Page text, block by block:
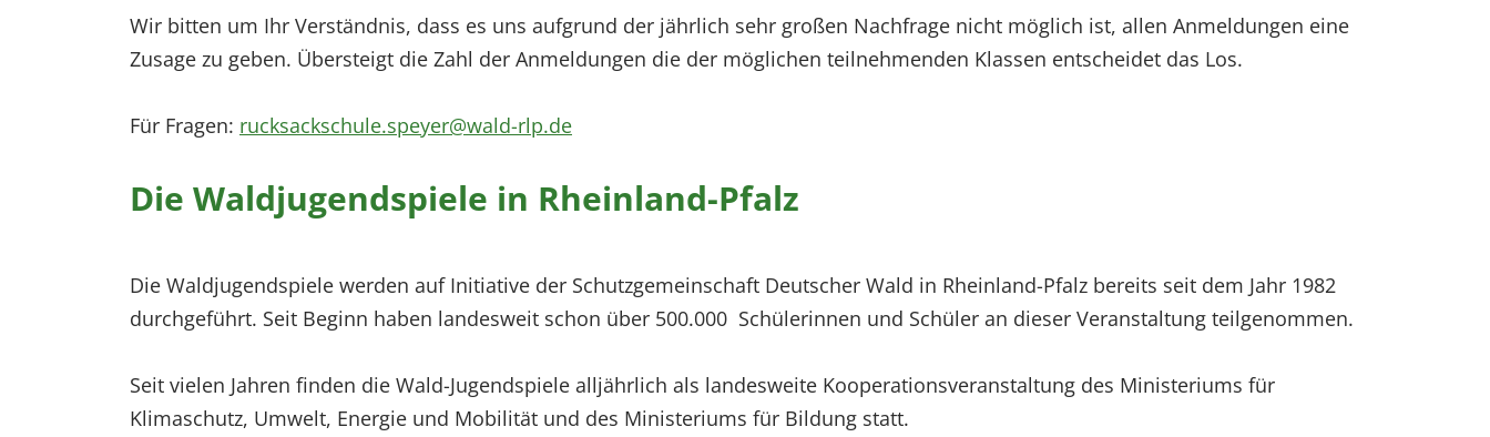
Wir bitten um Ihr Verständnis, dass es uns aufgrund der jährlich sehr großen Nachfrage nicht möglich ist, allen Anmeldungen eine
Zusage zu geben. Übersteigt die Zahl der Anmeldungen die der möglichen teilnehmenden Klassen entscheidet das Los.
Für Fragen: rucksackschule.speyer@wald-rlp.de
Die Waldjugendspiele in Rheinland-Pfalz
Die Waldjugendspiele werden auf Initiative der Schutzgemeinschaft Deutscher Wald in Rheinland-Pfalz bereits seit dem Jahr 1982
durchgeführt. Seit Beginn haben landesweit schon über 500.000 Schülerinnen und Schüler an dieser Veranstaltung teilgenommen.
Seit vielen Jahren finden die Wald-Jugendspiele alljährlich als landesweite Kooperationsveranstaltung des Ministeriums für
Klimaschutz, Umwelt, Energie und Mobilität und des Ministeriums für Bildung statt.
EXTERNE MEDIEN
diesen externen Medien Cookies gesetzt.
Vimeo